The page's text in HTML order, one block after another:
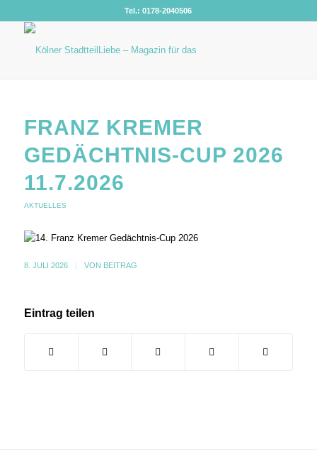
Tel.: 0178-2040506
FRANZ KREMER
GEDÄCHTNIS-CUP 2026
11.7.2026
AKTUELLES
8. JULI 2026 / VON BEITRAG
Eintrag teilen